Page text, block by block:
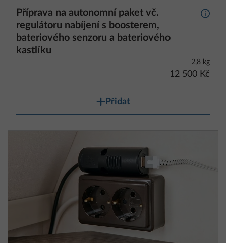
Příprava na autonomní paket vč.
regulátoru nabíjení s boosterem,
bateriového senzoru a bateriového
kastlíku
Další
2,8 kg
12 500 Kč
Přidat